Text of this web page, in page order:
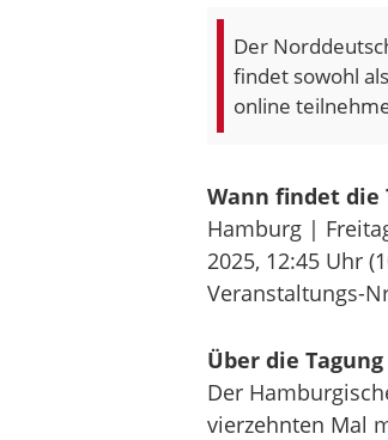
Der
findet sowohl
online
Wann findet die
Hamburg |
2025, 12:45 Uhr
Veranstaltungs-
Über die Tagung
Der
vierzehnten Mal